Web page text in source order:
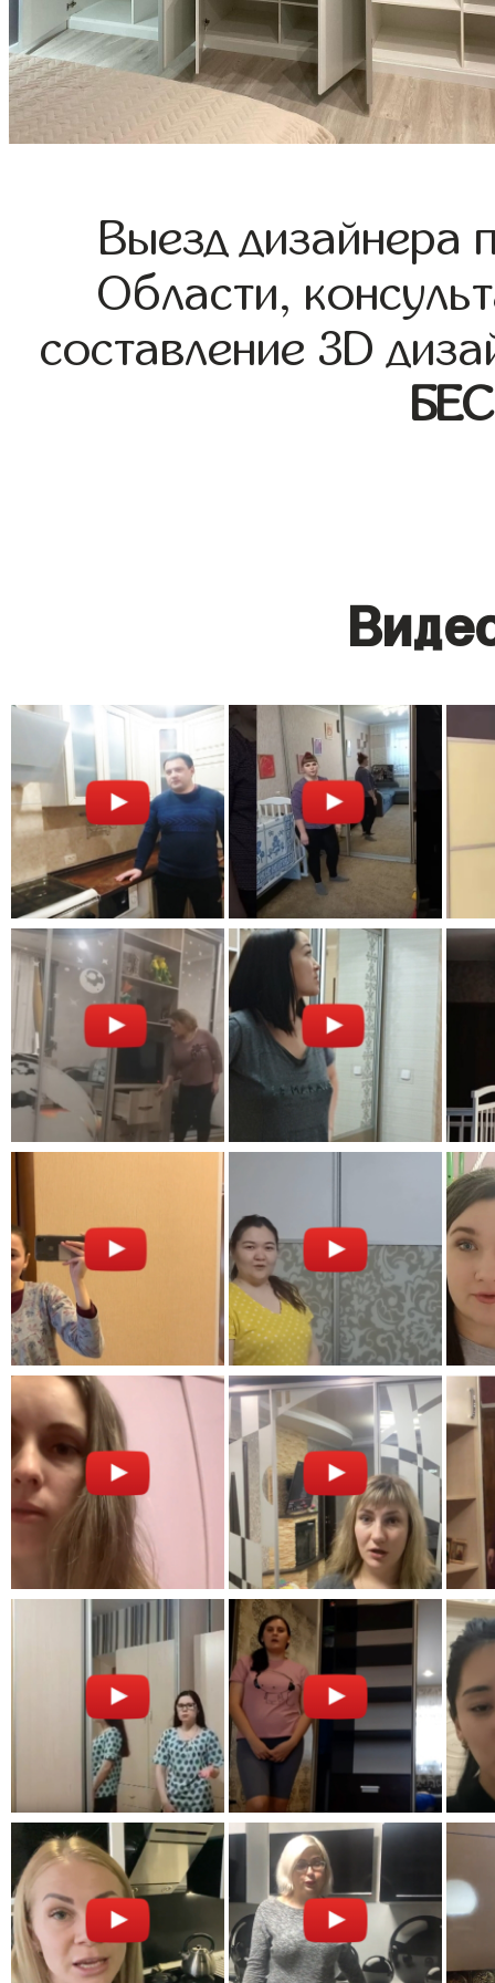
Выезд дизайнера
Области,
составление 3D